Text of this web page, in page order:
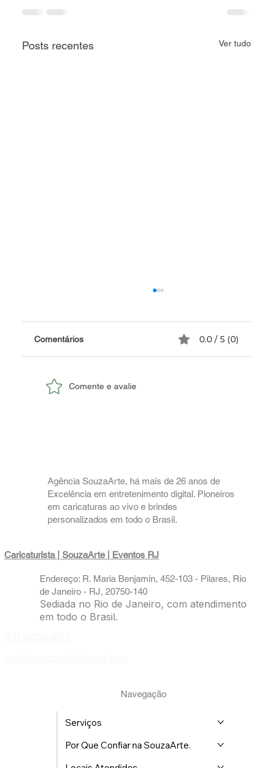
Posts recentes Ver tudo
Comentários 0.0 / 5 (0)
Comente e avalie
Agência SouzaArte, há mais de 26 anos de
Excelência em entretenimento digital. Pioneiros
em caricaturas ao vivo e brindes
personalizados em todo o Brasil.
Caricaturista | SouzaArte | Eventos RJ
Endereço: R. Maria Benjamin, 452-103 - Pilares, Rio
de Janeiro - RJ, 20750-140
Sediada no Rio de Janeiro, com atendimento
em todo o Brasil.
Navegação
Serviços
Por Que Confiar na SouzaArte.